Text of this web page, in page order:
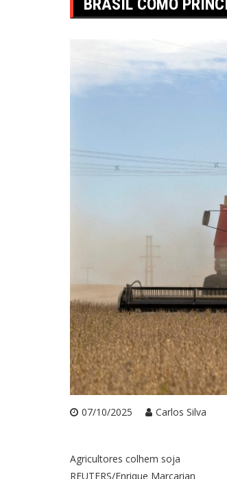
BRASIL COMO
07/10/2025 Carlos Silva
Agricultores colhem soja
REUTERS/Enrique Marcarian